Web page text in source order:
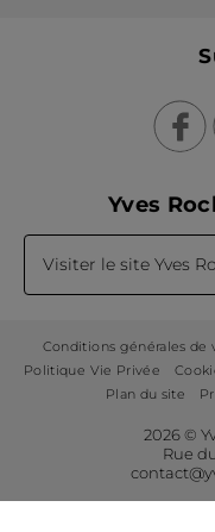
Yves
Visiter le site Yves
Conditions générales de
Politique Vie Privée
Plan du site
2026 ©
Rue